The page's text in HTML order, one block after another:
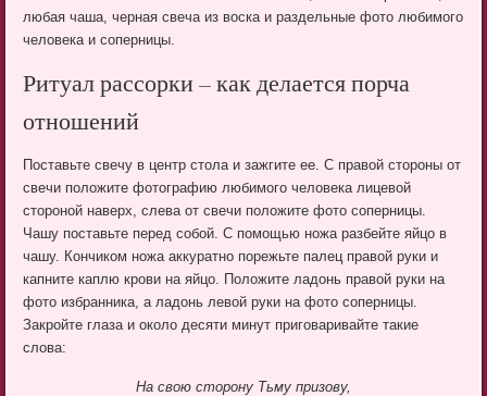
любая чаша, черная свеча из воска и раздельные фото любимого
человека и соперницы.
Ритуал рассорки – как делается порча
отношений
Поставьте свечу в центр стола и зажгите ее. С правой стороны от
свечи положите фотографию любимого человека лицевой
стороной наверх, слева от свечи положите фото соперницы.
Чашу поставьте перед собой. С помощью ножа разбейте яйцо в
чашу. Кончиком ножа аккуратно порежьте палец правой руки и
капните каплю крови на яйцо. Положите ладонь правой руки на
фото избранника, а ладонь левой руки на фото соперницы.
Закройте глаза и около десяти минут приговаривайте такие
слова:
На свою сторону Тьму призову,